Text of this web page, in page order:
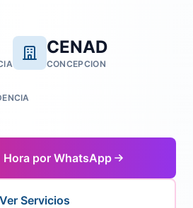
CENAD
CONCEPCION
Hora por WhatsApp
Ver Servicios